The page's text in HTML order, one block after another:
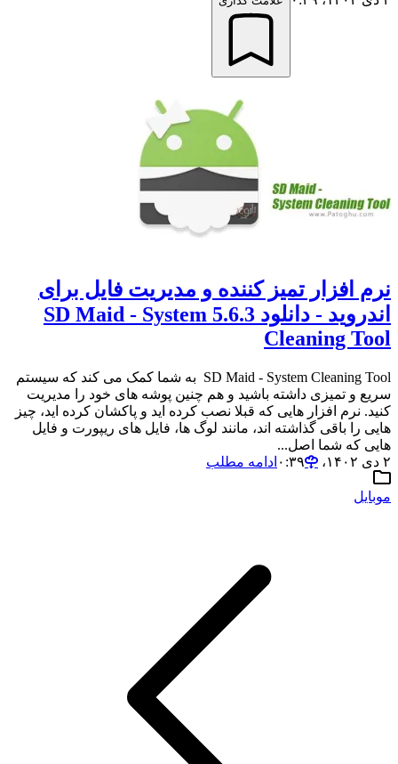
نرم افزار تمیز کننده و مدیریت فایل برای
اندروید - دانلود 5.6.3 SD Maid - System
Cleaning Tool
SD Maid - System Cleaning Tool به شما کمک می کند که سیستم
سریع و تمیزی داشته باشید و هم چنین پوشه های خود را مدیریت
کنید. نرم افزار هایی که قبلا نصب کرده اید و پاکشان کرده اید، چیز
هایی را باقی گذاشته اند، مانند لوگ ها، فایل های ریپورت و فایل
هایی که شما اصل...
۲ دی ۱۴۰۲،‏ ۰:۳۹
ادامه مطلب
موبایل